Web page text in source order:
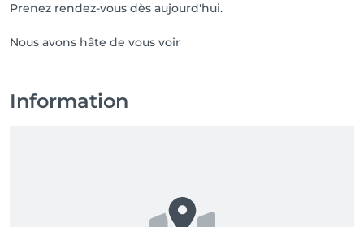
Prenez rendez-vous dès aujourd'hui.
Nous avons hâte de vous voir
Information